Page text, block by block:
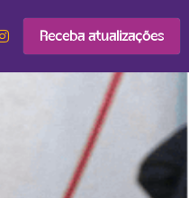
Receba atualizações